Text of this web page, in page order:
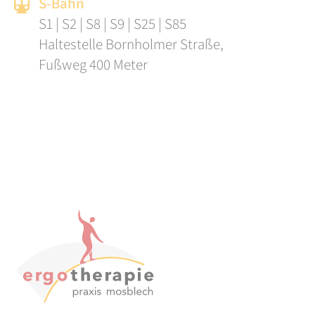
S1 | S2 | S8 | S9 | S25 | S85
Haltestelle Bornholmer Straße,
Fußweg 400 Meter